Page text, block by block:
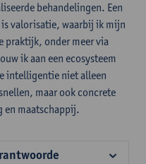
behandelingen. Een
valorisatie, waarbij ik mijn
praktijk, onder meer via
ik aan een ecosysteem
intelligentie niet alleen
maar ook concrete
en maatschappij.